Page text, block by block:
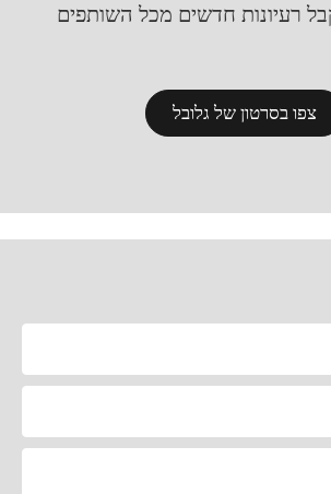
רעיונות חדשים מכל השותפים
צפו בסרטון של גלובל